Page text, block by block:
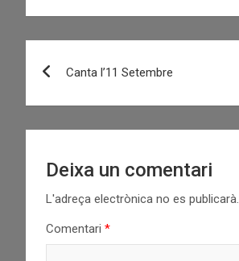
Canta l’11 Setembre
Deixa un comentari
L'adreça electrònica no es publicarà.
Comentari *